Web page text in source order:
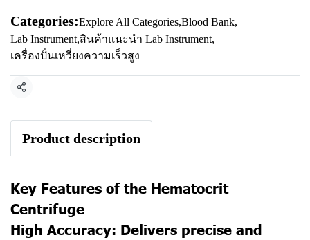
Categories:Explore All Categories,Blood Bank,
Lab Instrument,สินค้าแนะนำ Lab Instrument,
เครื่องปั่นเหวี่ยงความเร็วสูง
Share
Product description
Key Features of the Hematocrit
Centrifuge
High Accuracy: Delivers precise and